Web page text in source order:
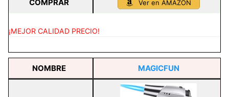
COMPRAR Ver en AMAZON
¡MEJOR CALIDAD PRECIO!
NOMBRE MAGICFUN